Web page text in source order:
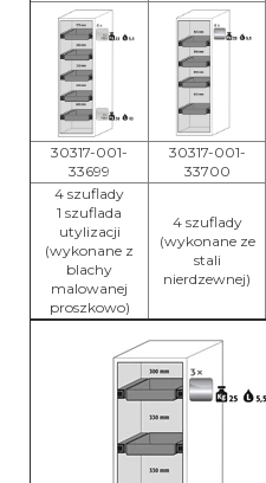
30317-001-
33699
30317-001-
33700
4 szuflady
1 szuflada
utylizacji
(wykonane z
blachy
malowanej
proszkowo)
4 szuflady
(wykonane ze
stali
nierdzewnej)